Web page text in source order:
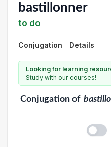
bastillonner
to do
Conjugation Details
Looking for learning
Study with our courses!
Conjugationof